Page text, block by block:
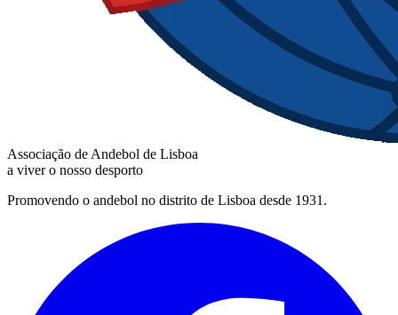
Associação de Andebol de Lisboa
a viver o nosso desporto
Promovendo o andebol no distrito de Lisboa desde 1931.